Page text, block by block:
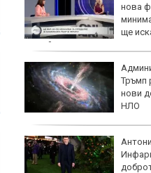
нова
ще
за майките
Тръмп
нови
НЛО